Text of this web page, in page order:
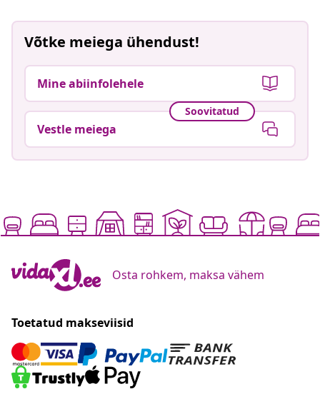
Võtke meiega ühendust!
Mine abiinfolehele
Soovitatud
Vestle meiega
Osta rohkem, maksa vähem
Toetatud makseviisid